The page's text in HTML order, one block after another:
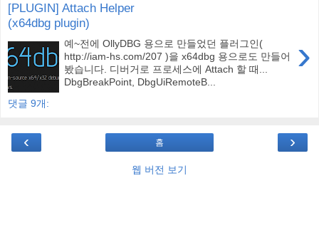
[PLUGIN] Attach Helper
(x64dbg plugin)
›
예~전에 OllyDBG 용으로 만들었던 플러그인(
http://iam-hs.com/207 )을 x64dbg 용으로도 만들어
봤습니다. 디버거로 프로세스에 Attach 할 때...
DbgBreakPoint, DbgUiRemoteB...
댓글 9개:
‹ ›
홈
웹 버전 보기